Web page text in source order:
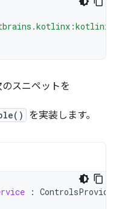
スニペットを
を実装します。
: